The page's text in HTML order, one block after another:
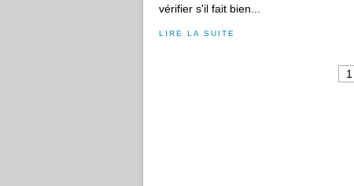
vérifier s'il fait bien...
LIRE LA SUITE
1